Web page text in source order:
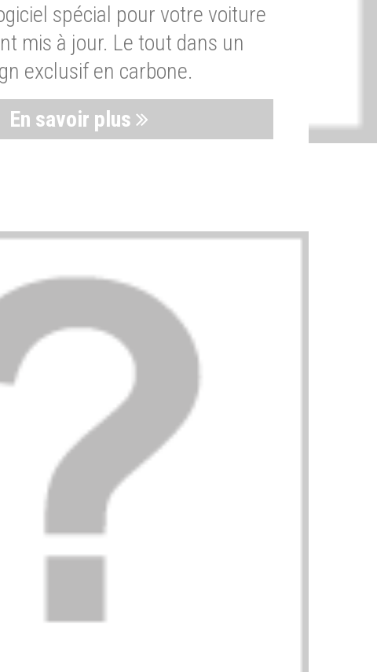
spécial pour votre voiture
mis à jour. Le tout dans un
exclusif en carbone.
En savoir plus